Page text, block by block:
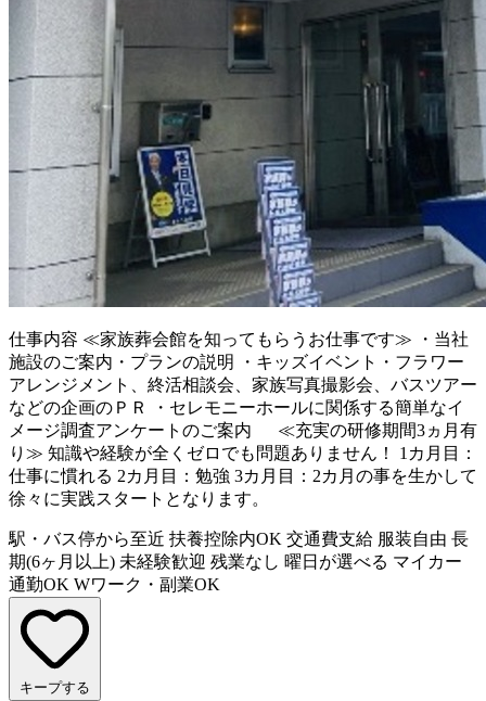
仕事内容 ≪家族葬会館を知ってもらうお仕事です≫ ・当社
施設のご案内・プランの説明 ・キッズイベント・フラワー
アレンジメント、終活相談会、家族写真撮影会、バスツアー
などの企画のＰＲ ・セレモニーホールに関係する簡単なイ
メージ調査アンケートのご案内 ≪充実の研修期間3ヵ月有
り≫ 知識や経験が全くゼロでも問題ありません！ 1カ月目：
仕事に慣れる 2カ月目：勉強 3カ月目：2カ月の事を生かして
徐々に実践スタートとなります。
駅・バス停から至近 扶養控除内OK 交通費支給 服装自由 長
期(6ヶ月以上) 未経験歓迎 残業なし 曜日が選べる マイカー
通勤OK Wワーク・副業OK
キープする